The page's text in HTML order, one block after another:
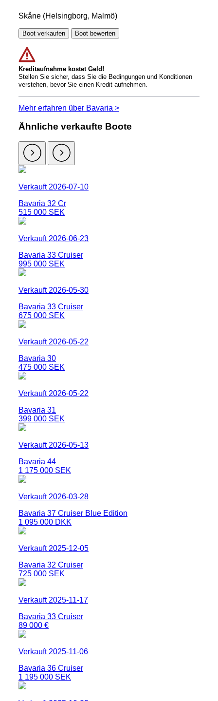
Skåne (Helsingborg, Malmö)
Boot verkaufen Boot bewerten
Kreditaufnahme kostet Geld!
Stellen Sie sicher, dass Sie die Bedingungen und Konditionen
verstehen, bevor Sie einen Kredit aufnehmen.
Mehr erfahren über Bavaria >
Ähnliche verkaufte Boote
Verkauft 2026-07-10
Bavaria 32 Cr
515 000 SEK
Verkauft 2026-06-23
Bavaria 33 Cruiser
995 000 SEK
Verkauft 2026-05-30
Bavaria 33 Cruiser
675 000 SEK
Verkauft 2026-05-22
Bavaria 30
475 000 SEK
Verkauft 2026-05-22
Bavaria 31
399 000 SEK
Verkauft 2026-05-13
Bavaria 44
1 175 000 SEK
Verkauft 2026-03-28
Bavaria 37 Cruiser Blue Edition
1 095 000 DKK
Verkauft 2025-12-05
Bavaria 32 Cruiser
725 000 SEK
Verkauft 2025-11-17
Bavaria 33 Cruiser
89 000 €
Verkauft 2025-11-06
Bavaria 36 Cruiser
1 195 000 SEK